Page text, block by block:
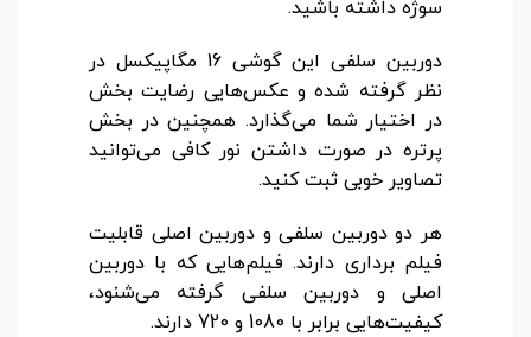
سوژه داشته باشید.
دوربین سلفی این گوشی 16 مگاپیکسل در
نظر گرفته شده و عکس‌هایی رضایت بخش
در اختیار شما می‌گذارد. همچنین در بخش
پرتره در صورت داشتن نور کافی می‌توانید
تصاویر خوبی ثبت کنید.
هر دو دوربین سلفی و دوربین اصلی قابلیت
فیلم برداری دارند. فیلم‌هایی که با دوربین
اصلی و دوربین سلفی گرفته می‌شنود،
کیفیت‌هایی برابر با 1080 و 720 دارند.